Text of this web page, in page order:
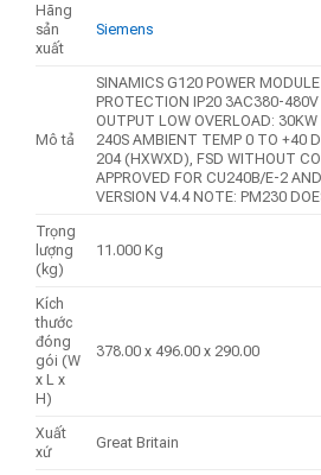
Hãng
sản
xuất
Siemens
Mô tả
SINAMICS G120 POWER
PROTECTION IP20 3AC380-
OUTPUT LOW OVERLOAD:
240S AMBIENT TEMP 0 TO +40
204 (HXWXD), FSD WITHOUT
APPROVED FOR CU240B/E-2
VERSION V4.4 NOTE: PM230
Trọng
lượng
(kg)
11.000 Kg
Kích
thước
đóng
gói (W
x L x
H)
378.00 x 496.00 x 290.00
Xuất
xứ
Great Britain